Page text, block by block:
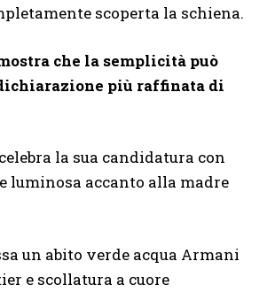
scoperta la schiena.
che la semplicità può
più raffinata di
celebra la sua candidatura con
luminosa accanto alla madre
un abito verde acqua Armani
e scollatura a cuore